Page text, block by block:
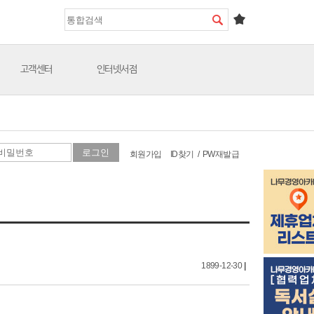
고객센터 인터넷서점
회원가입 ID찾기 / PW재발급
1899-12-30 |